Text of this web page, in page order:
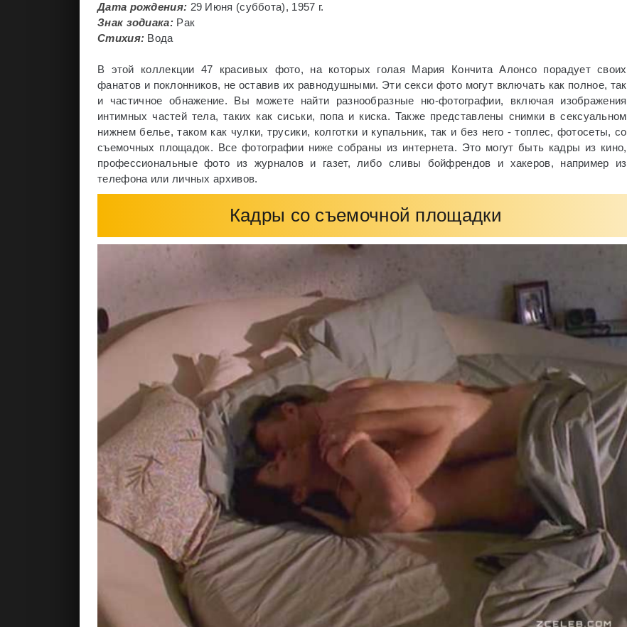
Дата рождения: 29 Июня (суббота), 1957 г.
Знак зодиака:Рак
Стихия: Вода
В этой коллекции 47 красивых фото, на которых голая Мария Кончита Алонсо порадует своих
фанатов и поклонников, не оставив их равнодушными. Эти секси фото могут включать как полное, так
и частичное обнажение. Вы можете найти разнообразные ню-фотографии, включая изображения
интимных частей тела, таких как сиськи, попа и киска. Также представлены снимки в сексуальном
нижнем белье, таком как чулки, трусики, колготки и купальник, так и без него - топлес, фотосеты, со
съемочных площадок. Все фотографии ниже собраны из интернета. Это могут быть кадры из кино,
профессиональные фото из журналов и газет, либо сливы бойфрендов и хакеров, например из
телефона или личных архивов.
Кадры со съемочной площадки